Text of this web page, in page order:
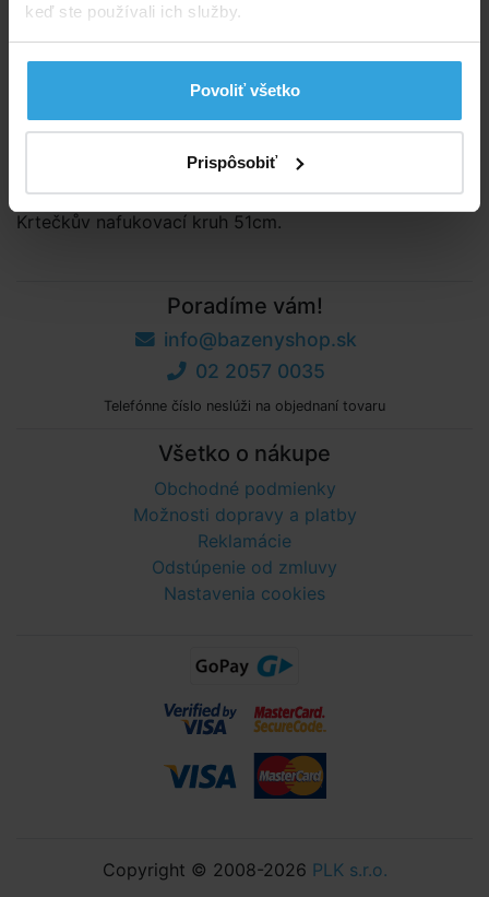
keď ste používali ich služby.
Povoliť všetko
Prispôsobiť
Podrobný popis
Podrobný popis
Krtečkův nafukovací kruh 51cm.
Poradíme vám!
info@bazenyshop.sk
02 2057 0035
Telefónne číslo neslúži na objednaní tovaru
Všetko o nákupe
Obchodné podmienky
Možnosti dopravy a platby
Reklamácie
Odstúpenie od zmluvy
Nastavenia cookies
Copyright © 2008-2026 PLK s.r.o.